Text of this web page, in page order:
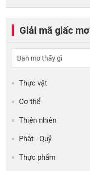
Giải mã giấc mơ
Thực vật
Cơ thể
Thiên nhiên
Phật - Quỷ
Thực phẩm